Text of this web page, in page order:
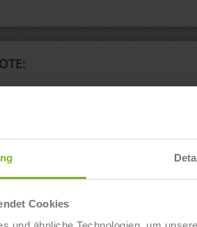
Cookies
und Fitnessökonomie“ in
und Fitnessökonomie“ in
und Fitnessökonomie“ in